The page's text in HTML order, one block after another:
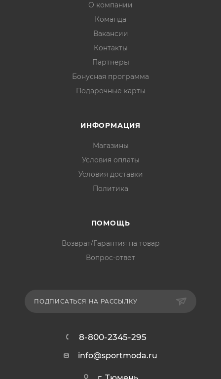
О компании
Команда
Вакансии
Контакты
Партнеры
Бонусная программа
Подарочные карты
ИНФОРМАЦИЯ
Магазины
Условия оплаты
Условия доставки
Политика
ПОМОЩЬ
Возврат/Гарантия на товар
Вопрос-ответ
ПОДПИСАТЬСЯ НА РАССЫЛКУ
8-800-2345-295
info@sportmoda.ru